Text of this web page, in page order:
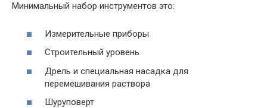
Минимальный набор инструментов это:
Измерительные приборы
Строительный уровень
Дрель и специальная насадка для
перемешивания раствора
Шуруповерт